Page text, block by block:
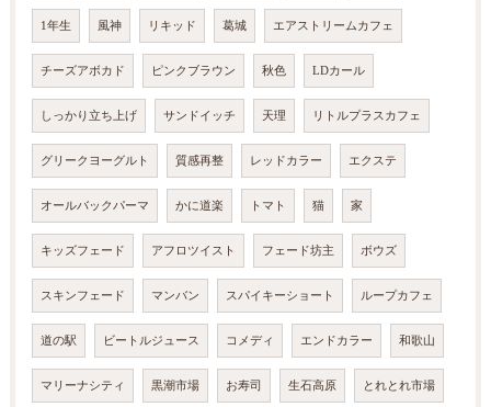
1年生 風神 リキッド 葛城 エアストリームカフェ
チーズアボカド ピンクブラウン 秋色 LDカール
しっかり立ち上げ サンドイッチ 天理 リトルプラスカフェ
グリークヨーグルト 質感再整 レッドカラー エクステ
オールバックパーマ かに道楽 トマト 猫 家
キッズフェード アフロツイスト フェード坊主 ボウズ
スキンフェード マンバン スパイキーショート ループカフェ
道の駅 ビートルジュース コメディ エンドカラー 和歌山
マリーナシティ 黒潮市場 お寿司 生石高原 とれとれ市場